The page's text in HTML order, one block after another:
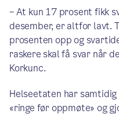
– At kun 17 prosent fikk
desember, er altfor lavt.
prosenten opp og
raskere skal få svar når
Korkunc.
Helseetaten har
«ringe før oppmøte» og